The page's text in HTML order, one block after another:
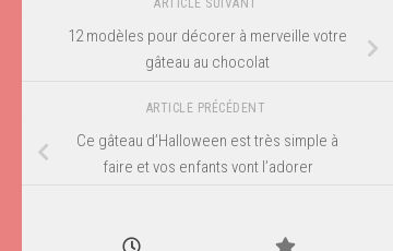
ARTICLE SUIVANT
12 modèles pour décorer à merveille votre
gâteau au chocolat
ARTICLE PRÉCÉDENT
Ce gâteau d’Halloween est très simple à
faire et vos enfants vont l’adorer